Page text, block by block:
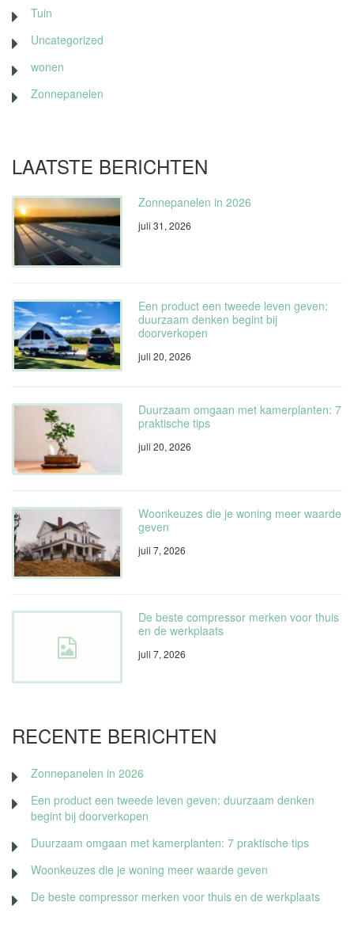
Tuin
Uncategorized
wonen
Zonnepanelen
LAATSTE BERICHTEN
Zonnepanelen in 2026
juli 31, 2026
Een product een tweede leven geven:
duurzaam denken begint bij
doorverkopen
juli 20, 2026
Duurzaam omgaan met kamerplanten: 7
praktische tips
juli 20, 2026
Woonkeuzes die je woning meer waarde
geven
juli 7, 2026
De beste compressor merken voor thuis
en de werkplaats
juli 7, 2026
RECENTE BERICHTEN
Zonnepanelen in 2026
Een product een tweede leven geven: duurzaam denken
begint bij doorverkopen
Duurzaam omgaan met kamerplanten: 7 praktische tips
Woonkeuzes die je woning meer waarde geven
De beste compressor merken voor thuis en de werkplaats